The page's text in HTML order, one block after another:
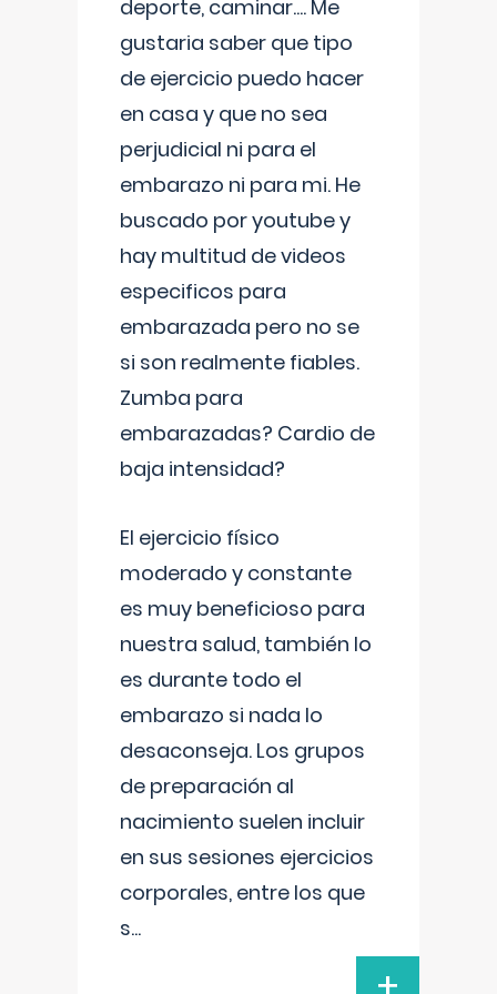
deporte, caminar.... Me
gustaria saber que tipo
de ejercicio puedo hacer
en casa y que no sea
perjudicial ni para el
embarazo ni para mi. He
buscado por youtube y
hay multitud de videos
especificos para
embarazada pero no se
si son realmente fiables.
Zumba para
embarazadas? Cardio de
baja intensidad?
El ejercicio físico
moderado y constante
es muy beneficioso para
nuestra salud, también lo
es durante todo el
embarazo si nada lo
desaconseja. Los grupos
de preparación al
nacimiento suelen incluir
en sus sesiones ejercicios
corporales, entre los que
s...